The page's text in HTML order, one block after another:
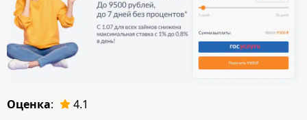
Оценка:
4.1